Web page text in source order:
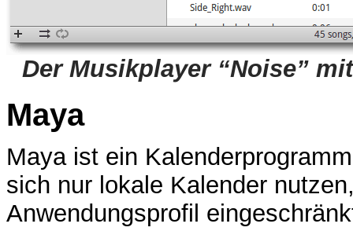
Der Musikplayer “Noise”
Maya
Maya ist ein
sich nur lokale Kalender
Anwendungsprofil